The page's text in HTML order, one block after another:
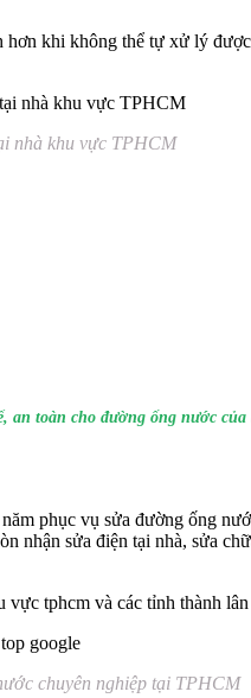
khi không thể tự xử lý
nhà khu vực TPHCM
an toàn cho đường ống nước của
phục vụ sửa đường ống
sửa điện tại nhà, sửa
tphcm và các tỉnh thành lân
chuyên nghiệp tại TPHCM